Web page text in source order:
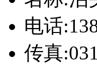
电话
传真